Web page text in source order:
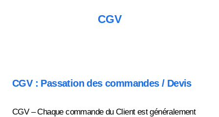
CGV
CGV : Passation des commandes / Devis
CGV – Chaque commande du Client est généralement